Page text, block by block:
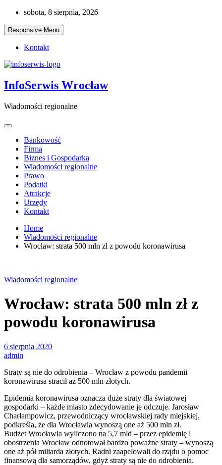
Skip
content
sobota, 8 sierpnia, 2026
Responsive Menu
Kontakt
InfoSerwis Wrocław
Wiadomości regionalne
Bankowość
Firma
Biznes i Gospodarka
Wiadomości regionalne
Prawo
Podatki
Atrakcje
Urzędy
Kontakt
Home
Wiadomości regionalne
Wrocław: strata 500 mln zł z powodu koronawirusa
Wiadomości regionalne
Wrocław: strata 500 mln zł z
powodu koronawirusa
6 sierpnia 2020
admin
Straty są nie do odrobienia – Wrocław z powodu pandemii
koronawirusa stracił aż 500 mln złotych.
Epidemia koronawirusa oznacza duże straty dla światowej
gospodarki – każde miasto zdecydowanie je odczuje. Jarosław
Charłampowicz, przewodniczący wrocławskiej rady miejskiej,
podkreśla, że dla Wrocławia wynoszą one aż 500 mln zł.
Budżet Wrocławia wyliczono na 5,7 mld – przez epidemię i
obostrzenia Wrocław odnotował bardzo poważne straty – wynoszą
one aż pół miliarda złotych. Radni zaapelowali do rządu o pomoc
finansową dla samorządów, gdyż straty są nie do odrobienia.